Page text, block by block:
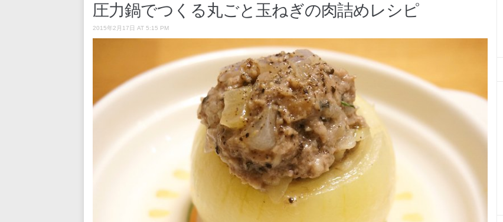
圧力鍋でつくる丸ごと玉ねぎの肉詰めレシピ
2015年2月17日 AT 5:15 PM